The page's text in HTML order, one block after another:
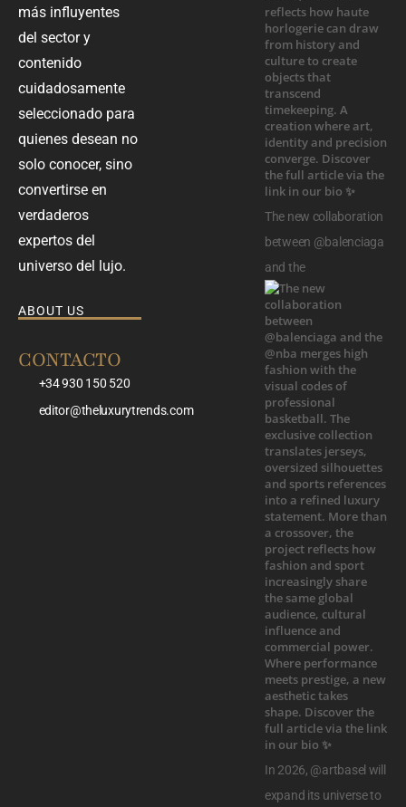
más influyentes
del sector y
contenido
cuidadosamente
seleccionado para
quienes desean no
solo conocer, sino
convertirse en
verdaderos
expertos del
universo del lujo.
ABOUT US
CONTACTO
+34 930 150 520
editor@theluxurytrends.com
The new collaboration
between @balenciaga
and the
In 2026, @artbasel will
expand its universe to